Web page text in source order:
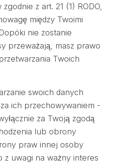
zgodnie z art. 21 (1) RODO,
między Twoimi
nie zostanie
przeważają, masz prawo
Twoich
swoich danych
ich przechowywaniem -
za Twoją zgodą
lub obrony
praw innej osoby
uwagi na ważny interes